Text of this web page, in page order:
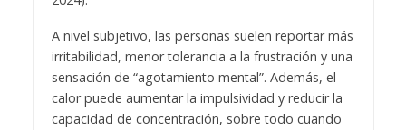
A nivel subjetivo, las personas suelen reportar más
irritabilidad, menor tolerancia a la frustración y una
sensación de “agotamiento mental”. Además, el
calor puede aumentar la impulsividad y reducir la
capacidad de concentración, sobre todo cuando